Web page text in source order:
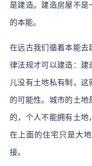
是建造。建造房屋不是
的本能。
在远古我们循着本能去
律法规才可以建造：建
儿没有土地私有制，这
的可能性。城市的土地
的，个人不能拥有土地
在上面的住宅只是大
接。